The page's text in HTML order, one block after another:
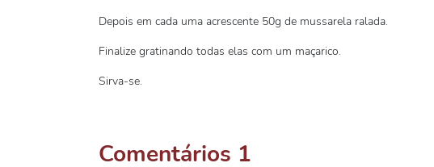
Depois em cada uma acrescente 50g de mussarela ralada.
Finalize gratinando todas elas com um maçarico.
Sirva-se.
Comentários 1